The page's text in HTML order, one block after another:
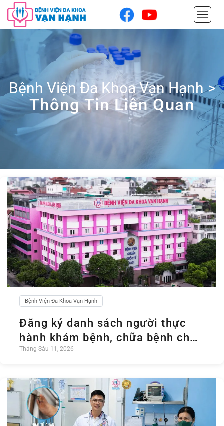
Bệnh Viện Đa Khoa Vạn Hạnh>
Thông Tin Liên Quan
Bệnh Viện Đa Khoa Vạn Hạnh
Đăng ký danh sách người thực
hành khám bệnh, chữa bệnh chức
danh Điều dưỡng
Tháng Sáu 11, 2026